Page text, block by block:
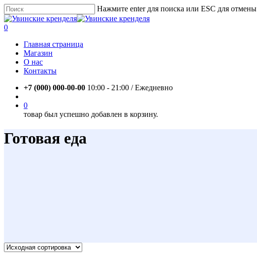
Skip
to
main
Нажмите enter для поиска или ESC для отмены
Close
Search
account
0
Главная страница
Магазин
О нас
Контакты
+7 (000) 000-00-00 10:00 - 21:00 / Eжедневно
0
товар был успешно добавлен в корзину.
Готовая еда